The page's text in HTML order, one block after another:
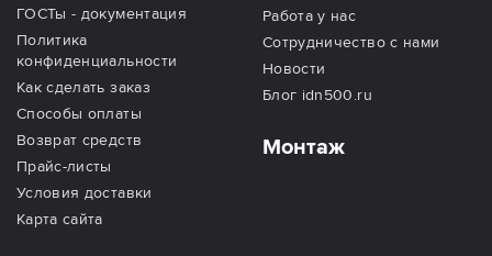
ГОСТы - документация
Политика
конфиденциальности
Как сделать заказ
Способы оплаты
Возврат средств
Прайс-листы
Условия доставки
Карта сайта
Работа у нас
Сотрудничество с нами
Новости
Блог idn500.ru
Монтаж